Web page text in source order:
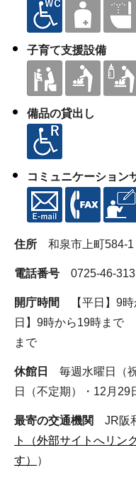
子育て支援設備
備品の貸出し
コミュニケーション
住所 和泉市上町584-1
電話番号 0725-46-
開庁時間
【平日】9
日】9時から19時まで
まで
休館日 毎週水曜日（
日（不定期）・12月29
最寄の交通機関 JR阪
ト（外部サイトへリン
す）
）